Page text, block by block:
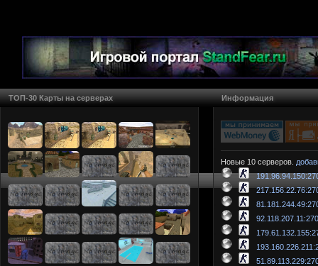
ТОП-30 Карты на серверах Информация
Новые 10 серверов.